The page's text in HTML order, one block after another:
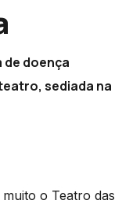
de doença
sediada na
o Teatro das